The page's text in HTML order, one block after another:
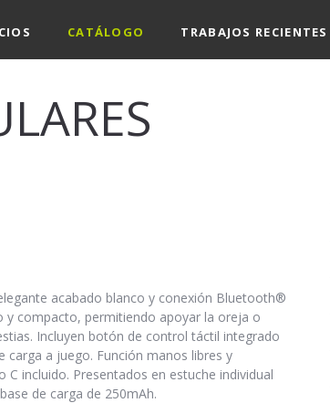
CATÁLOGO TRABAJOS RECIENTES
acabado blanco y conexión Bluetooth®
y compacto, permitiendo apoyar la oreja o
Incluyen botón de control táctil integrado
carga a juego. Función manos libres y
C incluido. Presentados en estuche individual
de carga de 250mAh.